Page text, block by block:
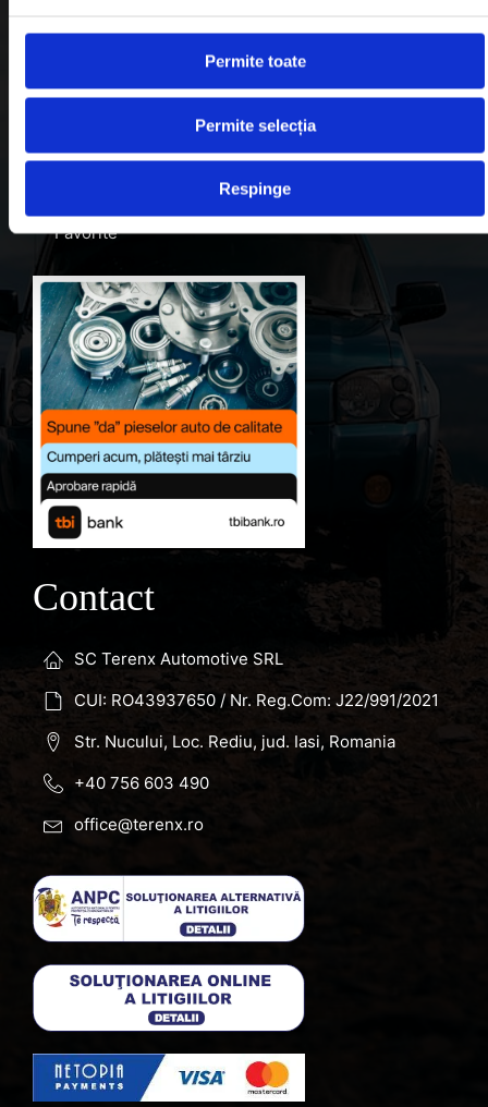
Permite toate
Permite selecția
Respinge
Despre noi
Favorite
Contact
SC Terenx Automotive SRL
CUI: RO43937650 / Nr. Reg.Com: J22/991/2021
Str. Nucului, Loc. Rediu, jud. Iasi, Romania
+40 756 603 490
office@terenx.ro